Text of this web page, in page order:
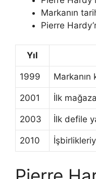
Markanın
Pierre
Yıl
1999 Markanın
2001 İlk
2003 İlk defile
2010